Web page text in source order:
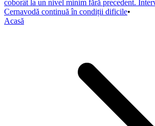
coborât la un nivel minim fără precedent.
Cernavodă continuă în condiții dificile•
Acasă